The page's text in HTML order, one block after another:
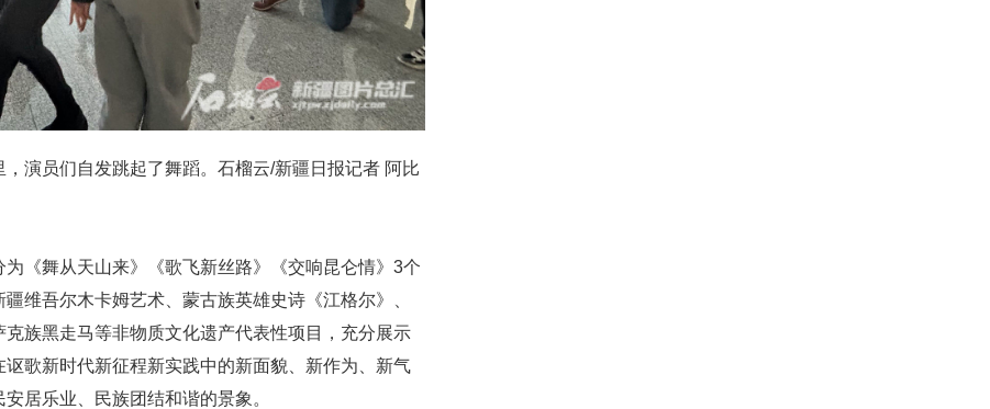
演员们自发跳起了舞蹈。石榴云/新疆日报记者 阿比
为《舞从天山来》《歌飞新丝路》《交响昆仑情》3个
维吾尔木卡姆艺术、蒙古族英雄史诗《江格尔》、
族黑走马等非物质文化遗产代表性项目，充分展示
歌新时代新征程新实践中的新面貌、新作为、新气
居乐业、民族团结和谐的景象。